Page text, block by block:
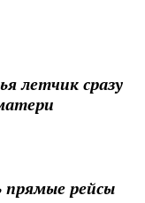
летчик сразу
прямые рейсы